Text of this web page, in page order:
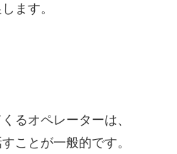
ます。
るオペレーターは、
ことが一般的です。